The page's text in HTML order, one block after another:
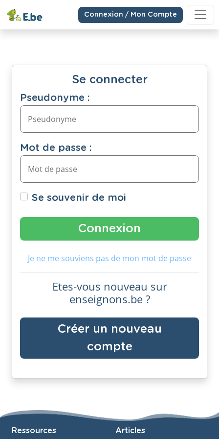
Connexion / Mon Compte
Se connecter
Pseudonyme :
Mot de passe :
Se souvenir de moi
Je ne me souviens pas de mon mot de passe
Etes-vous nouveau sur
enseignons.be ?
Créer un nouveau
compte
Ressources Articles